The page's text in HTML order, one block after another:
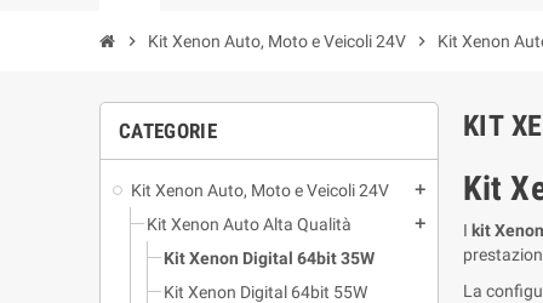
chevron_right Kit Xenon Auto, Moto e Veicoli 24V chevron_right Kit Xenon
CATEGORIE
Kit Xenon Auto, Moto e Veicoli 24V add
Kit Xenon Auto Alta Qualità add
Kit Xenon Digital 64bit 35W
Kit Xenon Digital 64bit 55W
KIT
Kit
I kit
La